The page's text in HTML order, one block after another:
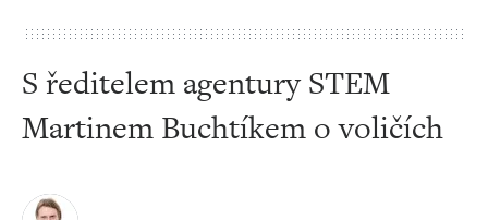
S ředitelem agentury STEM
Martinem Buchtíkem o voličích